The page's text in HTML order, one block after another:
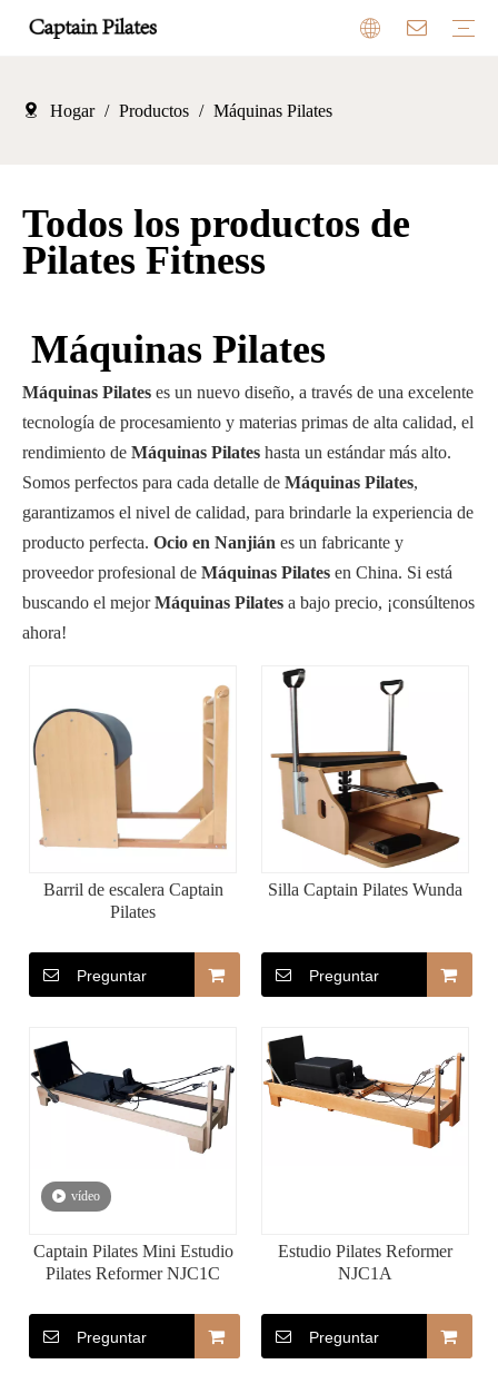
Hogar / Productos / Máquinas Pilates
Todos los productos de
Pilates Fitness
Máquinas Pilates
Máquinas Pilates es un nuevo diseño, a través de una excelente
tecnología de procesamiento y materias primas de alta calidad, el
rendimiento de Máquinas Pilates hasta un estándar más alto.
Somos perfectos para cada detalle de Máquinas Pilates,
garantizamos el nivel de calidad, para brindarle la experiencia de
producto perfecta. Ocio en Nanjián es un fabricante y
proveedor profesional de Máquinas Pilates en China. Si está
buscando el mejorMáquinas Pilates a bajo precio, ¡consúltenos
ahora!
Barril de escalera Captain
Pilates
Preguntar
Silla Captain Pilates Wunda
Preguntar
vídeo
Captain Pilates Mini Estudio
Pilates Reformer NJC1C
Preguntar
Estudio Pilates Reformer
NJC1A
Preguntar